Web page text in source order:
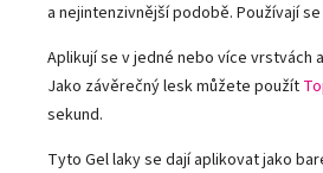
a nejintenzivnější podobě. Používají
Aplikují se v jedné nebo více vrstvách
Jako závěrečný lesk můžete použít
sekund.
Tyto Gel laky se dají aplikovat jako